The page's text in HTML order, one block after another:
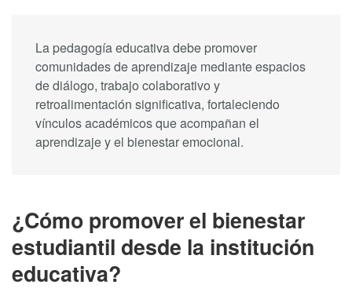
La pedagogía educativa debe promover
comunidades de aprendizaje mediante espacios
de diálogo, trabajo colaborativo y
retroalimentación significativa, fortaleciendo
vínculos académicos que acompañan el
aprendizaje y el bienestar emocional.
¿Cómo promover el bienestar
estudiantil desde la institución
educativa?